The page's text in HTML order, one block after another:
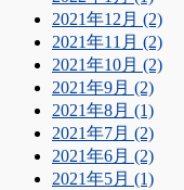
2021年12月 (2)
2021年11月 (2)
2021年10月 (2)
2021年9月 (2)
2021年8月 (1)
2021年7月 (2)
2021年6月 (2)
2021年5月 (1)